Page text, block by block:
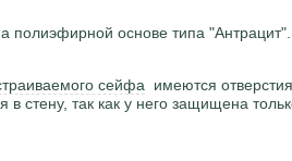
полиэфирной основе типа
сейфа имеются
в стену, так как у него защищена